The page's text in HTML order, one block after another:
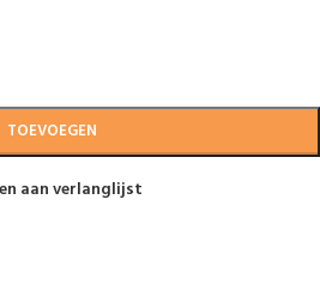
TOEVOEGEN
aan verlanglijst